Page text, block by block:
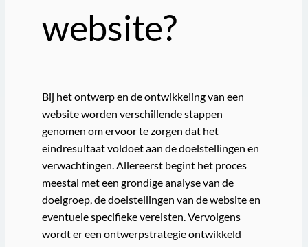
website?
Bij het ontwerp en de ontwikkeling van een
website worden verschillende stappen
genomen om ervoor te zorgen dat het
eindresultaat voldoet aan de doelstellingen en
verwachtingen. Allereerst begint het proces
meestal met een grondige analyse van de
doelgroep, de doelstellingen van de website en
eventuele specifieke vereisten. Vervolgens
wordt er een ontwerpstrategie ontwikkeld